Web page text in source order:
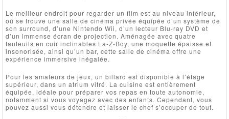
Le meilleur endroit pour regarder un film est au niveau inférieur,
où se trouve une salle de cinéma privée équipée d’un système de
son surround, d’une Nintendo Wii, d’un lecteur Blu-ray DVD et
d’un immense écran de projection. Aménagée avec quatre
fauteuils en cuir inclinables La-Z-Boy, une moquette épaisse et
insonorisée, ainsi qu’un bar, cette salle de cinéma offre une
expérience immersive inégalée.
Pour les amateurs de jeux, un billard est disponible à l’étage
supérieur, dans un atrium vitré. La cuisine est entièrement
équipée, idéale pour préparer vos repas en toute autonomie,
notamment si vous voyagez avec des enfants. Cependant, vous
pouvez aussi vous détendre et laisser le chef s’occuper de tout.